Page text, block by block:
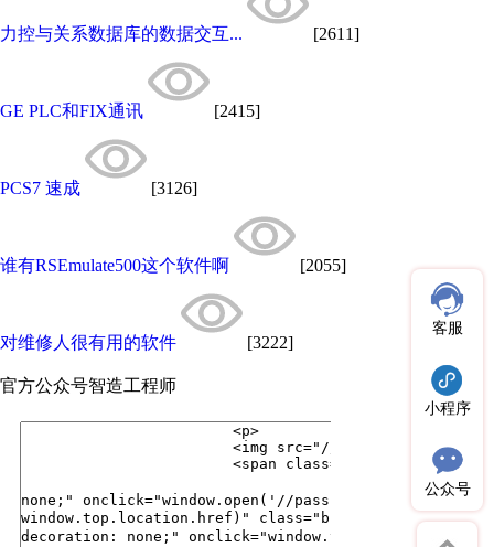
力控与关系数据库的数据交互... [2611]
GE PLC和FIX通讯 [2415]
PCS7 速成 [3126]
谁有RSEmulate500这个软件啊 [2055]
对维修人很有用的软件 [3222]
官方公众号智造工程师
客服
小程序
公众号